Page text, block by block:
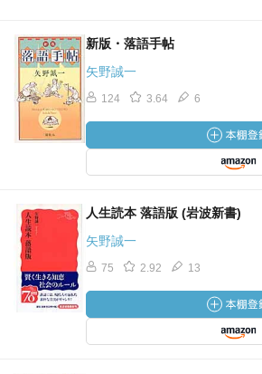
新版・落語手帖
矢野誠一
124 3.64 6
人生読本 落語版 (岩波新書)
矢野誠一
75 2.92 13